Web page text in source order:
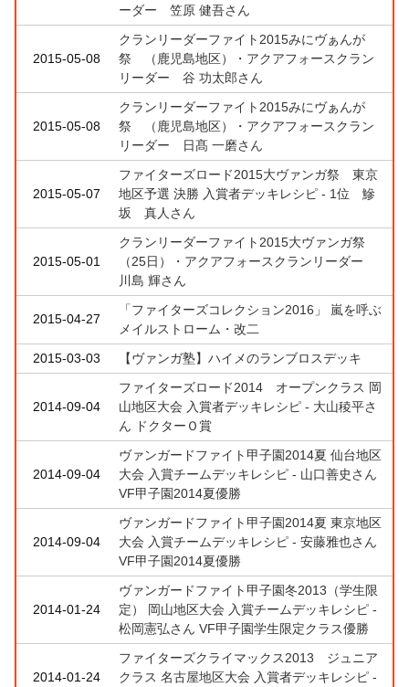
ーダー 笠原 健吾さん
2015-05-08
クランリーダーファイト2015みにヴぁんが
祭 （鹿児島地区）・アクアフォースクラン
リーダー 谷 功太郎さん
2015-05-08
クランリーダーファイト2015みにヴぁんが
祭 （鹿児島地区）・アクアフォースクラン
リーダー 日髙 一磨さん
2015-05-07
ファイターズロード2015大ヴァンガ祭 東京
地区予選 決勝 入賞者デッキレシピ - 1位 鰺
坂 真人さん
2015-05-01
クランリーダーファイト2015大ヴァンガ祭
（25日）・アクアフォースクランリーダー
川島 輝さん
2015-04-27
「ファイターズコレクション2016」 嵐を呼ぶ
メイルストローム・改二
2015-03-03
【ヴァンガ塾】ハイメのランブロスデッキ
2014-09-04
ファイターズロード2014 オープンクラス 岡
山地区大会 入賞者デッキレシピ - 大山稜平さ
ん ドクターＯ賞
2014-09-04
ヴァンガードファイト甲子園2014夏 仙台地区
大会 入賞チームデッキレシピ - 山口善史さん
VF甲子園2014夏優勝
2014-09-04
ヴァンガードファイト甲子園2014夏 東京地区
大会 入賞チームデッキレシピ - 安藤雅也さん
VF甲子園2014夏優勝
2014-01-24
ヴァンガードファイト甲子園冬2013（学生限
定） 岡山地区大会 入賞チームデッキレシピ -
松岡憲弘さん VF甲子園学生限定クラス優勝
2014-01-24
ファイターズクライマックス2013 ジュニア
クラス 名古屋地区大会 入賞者デッキレシピ -